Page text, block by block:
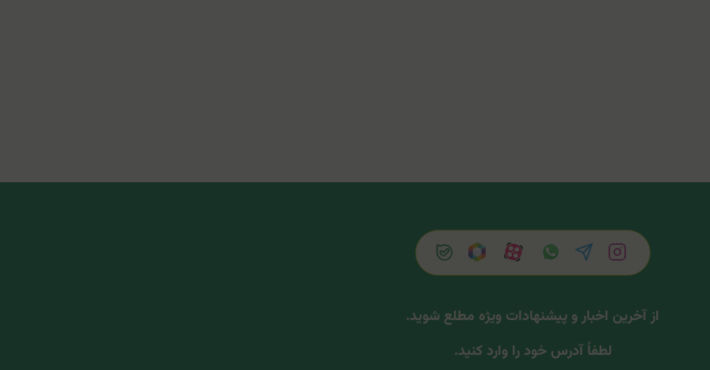
از آخرین اخبار و پیشنهادات ویژه مطلع شوید.
لطفاً آدرس خود را وارد کنید.